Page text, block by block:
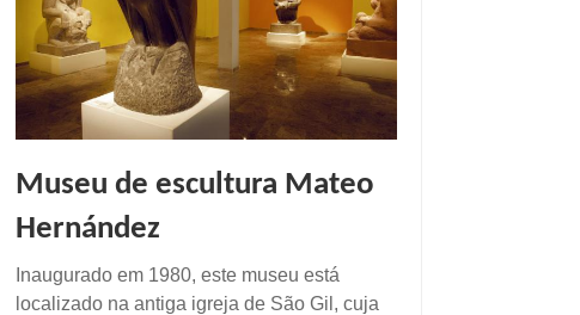
Museu de escultura Mateo
Hernández
Inaugurado em 1980, este museu está
localizado na antiga igreja de São Gil, cuja